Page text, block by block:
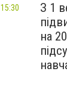
З 1
на
15:30